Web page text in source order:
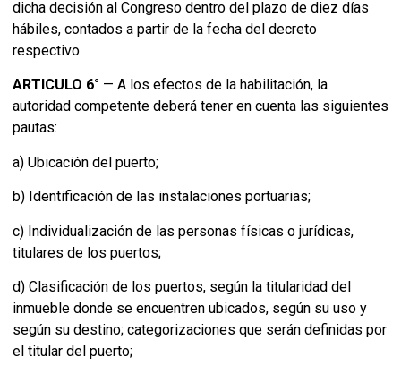
dicha decisión al Congreso dentro del plazo de diez días
hábiles, contados a partir de la fecha del decreto
respectivo.
ARTICULO 6° — A los efectos de la habilitación, la
autoridad competente deberá tener en cuenta las siguientes
pautas:
a) Ubicación del puerto;
b) Identificación de las instalaciones portuarias;
c) Individualización de las personas físicas o jurídicas,
titulares de los puertos;
d) Clasificación de los puertos, según la titularidad del
inmueble donde se encuentren ubicados, según su uso y
según su destino; categorizaciones que serán definidas por
el titular del puerto;